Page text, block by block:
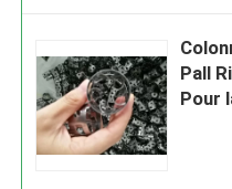
Pall
Pour